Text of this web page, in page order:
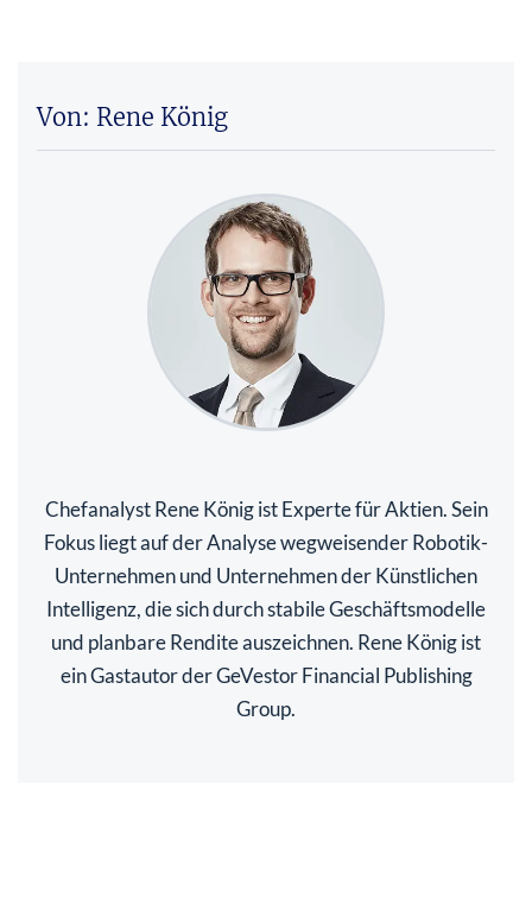
Von: Rene König
Chefanalyst Rene König ist Experte für Aktien. Sein
Fokus liegt auf der Analyse wegweisender Robotik-
Unternehmen und Unternehmen der Künstlichen
Intelligenz, die sich durch stabile Geschäftsmodelle
und planbare Rendite auszeichnen. Rene König ist
ein Gastautor der GeVestor Financial Publishing
Group.